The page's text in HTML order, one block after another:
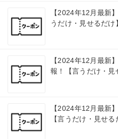
【2024年12月最新
うだけ・見せるだけ
【2024年12月最新
報！【言うだけ・見
【2024年12月最新
【言うだけ・見せる